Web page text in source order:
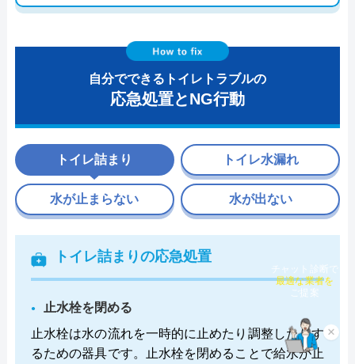
自分でできるトイレトラブルの
応急処置とNG行動
トイレ詰まり
トイレ詰まりの応急処置
止水栓を閉める
止水栓は水の流れを一時的に止めたり調整したりす
るための器具です。止水栓を閉めることで給水が止
トイレ水漏れ
水が止まらない 水が出ない
×
チャット診断で
最適な業者を
ご提案